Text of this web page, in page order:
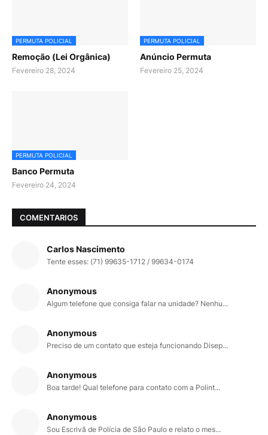
PERMUTA POLICIAL
Remoção (Lei Orgânica)
Fevereiro 28, 2024
PERMUTA POLICIAL
Anúncio Permuta
Fevereiro 25, 2024
PERMUTA POLICIAL
Banco Permuta
Fevereiro 24, 2024
COMENTARIOS
Carlos Nascimento
Tente esses: (71) 99635-1712 / 99634-0174
Anonymous
Algum telefone que consiga falar na unidade? Nenhu...
Anonymous
Preciso de um contato que esteja funcionando Disep...
Anonymous
Boa tarde! Qual telefone para contato com a Polint...
Anonymous
Sou Escrivã de Polícia de São Paulo e relato o mes...